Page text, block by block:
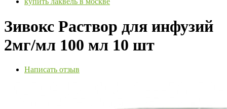
Зивокс Раствор для инфузий
2мг/мл 100 мл 10 шт
Написать отзыв